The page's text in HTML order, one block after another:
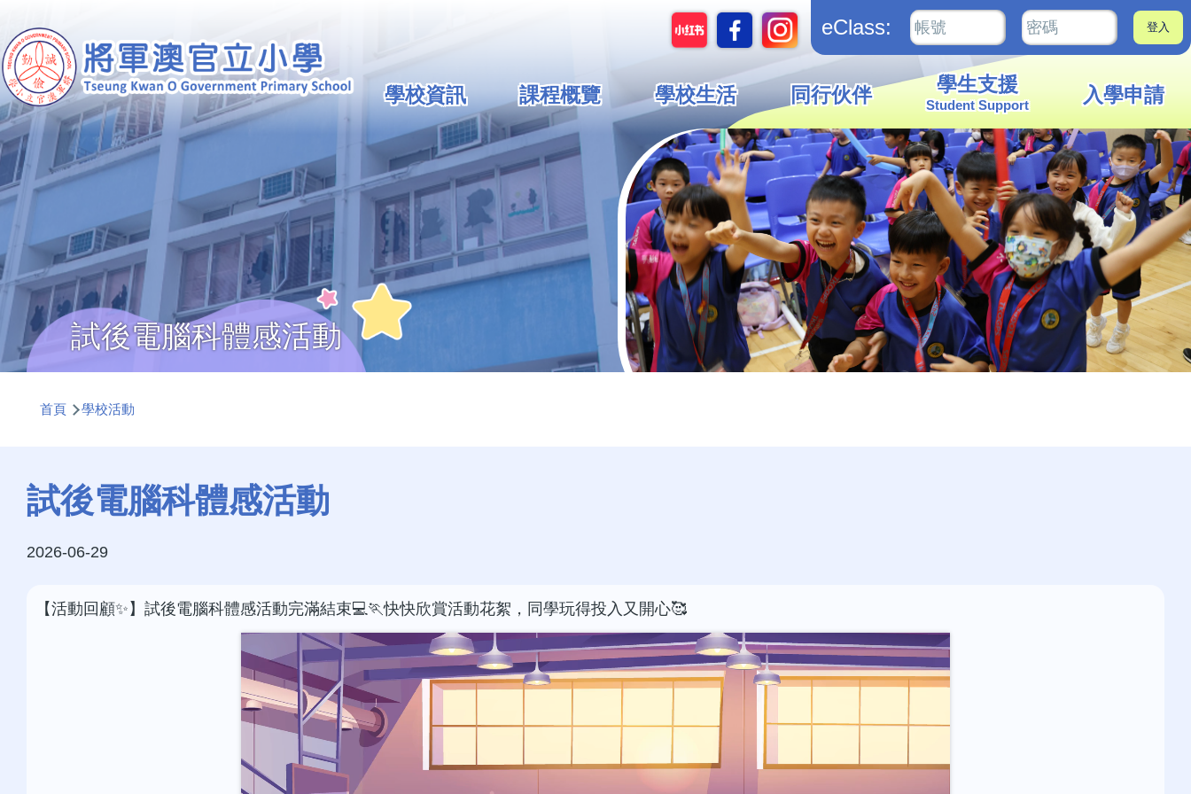
eClass:
Main
navigation
學校資訊 課程概覽 學校生活 同行伙伴 學生支援
Student Support 入學申請
試後電腦科體感活動
航
結
首頁 學校活動
試後電腦科體感活動
2026-06-29
【活動回顧✨】試後電腦科體感活動完滿結束💻🏃快快欣賞活動花絮，同學玩得投入又開心🥰